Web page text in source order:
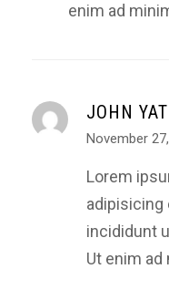
enim ad
JOHN
November
Lorem
adipisicing
incididunt
Ut enim